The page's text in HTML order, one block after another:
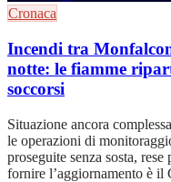
Cronaca
Incendi tra
notte: le fiamme
soccorsi
Situazione ancora
le operazioni di
proseguite senza sosta,
fornire l’aggiornamento è il